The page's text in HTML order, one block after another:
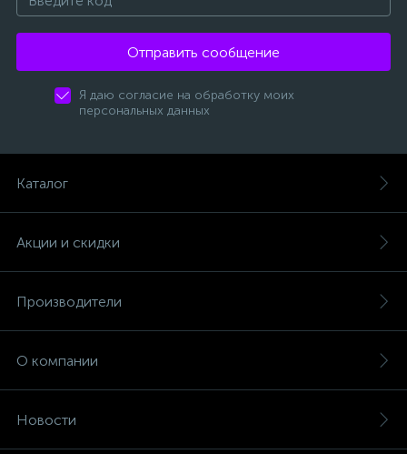
Отправить сообщение
Я даю согласие на обработку моих
персональных данных
Каталог
Акции и скидки
Производители
О компании
Новости